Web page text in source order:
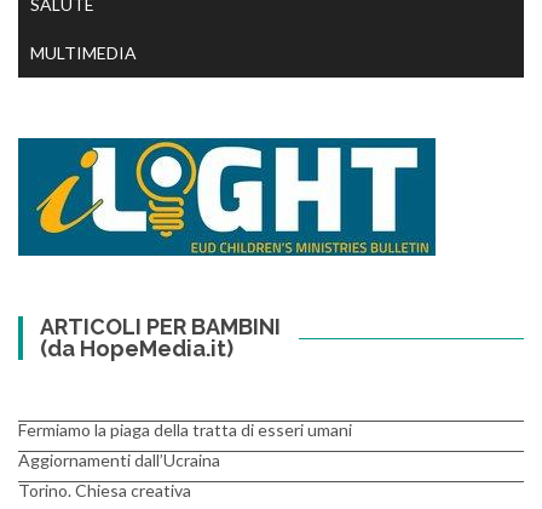
SALUTE
MULTIMEDIA
ARTICOLI PER BAMBINI
(da HopeMedia.it)
Fermiamo la piaga della tratta di esseri umani
Aggiornamenti dall’Ucraina
Torino. Chiesa creativa